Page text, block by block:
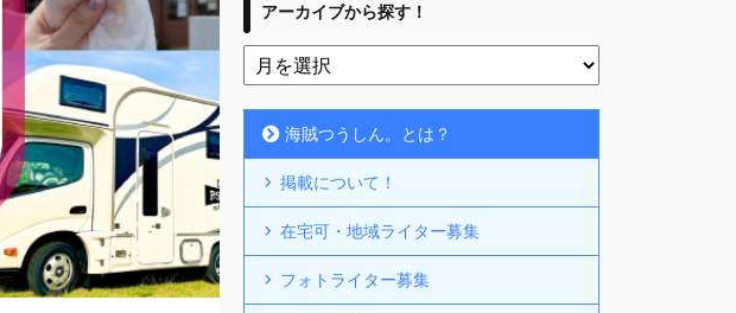
アーカイブから探す！
海賊つうしん。とは？
掲載について！
在宅可・地域ライター募集
フォトライター募集